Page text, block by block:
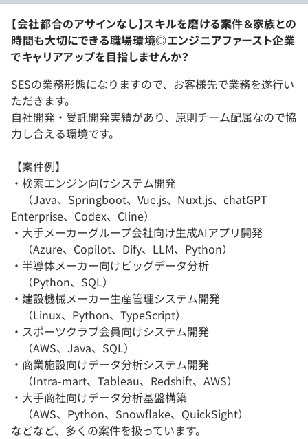
【会社都合のアサインなし】スキルを磨ける案件＆家族との
時間も大切にできる職場環境◎エンジニアファースト企業
でキャリアアップを目指しませんか？
SESの業務形態になりますので、お客様先で業務を遂行い
ただきます。
自社開発・受託開発実績があり、原則チーム配属なので協
力し合える環境です。
【案件例】
・検索エンジン向けシステム開発
（Java、Springboot、Vue.js、Nuxt.js、chatGPT
Enterprise、Codex、Cline）
・大手メーカーグループ会社向け生成AIアプリ開発
（Azure、Copilot、Dify、LLM、Python）
・半導体メーカー向けビッグデータ分析
（Python、SQL）
・建設機械メーカー生産管理システム開発
（Linux、Python、TypeScript）
・スポーツクラブ会員向けシステム開発
（AWS、Java、SQL）
・商業施設向けデータ分析システム開発
（Intra-mart、Tableau、Redshift、AWS）
・大手商社向けデータ分析基盤構築
（AWS、Python、Snowflake、QuickSight）
などなど、多くの案件を扱っています。